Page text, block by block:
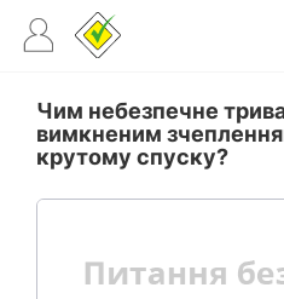
Чим небезпечне
вимкненим
крутому спуску?